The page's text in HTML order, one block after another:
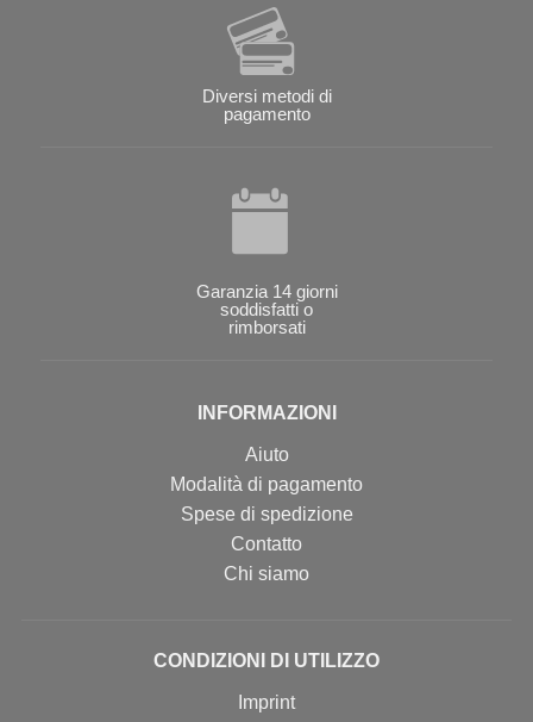
Diversi metodi di
pagamento
Garanzia 14 giorni
soddisfatti o
rimborsati
INFORMAZIONI
Aiuto
Modalità di pagamento
Spese di spedizione
Contatto
Chi siamo
CONDIZIONI DI UTILIZZO
Imprint